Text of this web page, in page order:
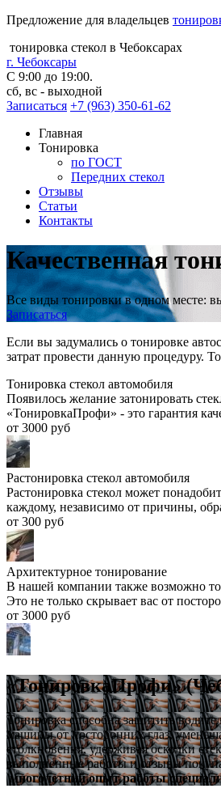
Предложение для владельцев
тонировка стекол в Чебоксарах
г. Чебоксары
С 9:00 до 19:00.
сб, вс - выходной
Записаться +7 (963) 350-61-62
Главная
Тонировка
по ГОСТ
Передних стекол
Отзывы
Статьи
Контакты
Качественная
Все виды тонировки в одном месте:
Записаться
Если вы задумались о тонировке
затрат провести данную процедуру.
Тонировка стекол автомобиля
Появилось желание затонировать
«ТонировкаПрофи» - это гарантия
от 3000 руб
Растонировка стекол автомобиля
Растонировка стекол может
каждому, независимо от причины,
от 300 руб
Архитектурное тонирование
В нашей компании также возможно
Это не только скрывает вас от
от 3000 руб
«ТонировкаПрофи»
Тонировка способна защитить
машины от посторонних глаз,
столкновения, удерживая осколки
выполненные работы и отзывы
многолетний опыт работы